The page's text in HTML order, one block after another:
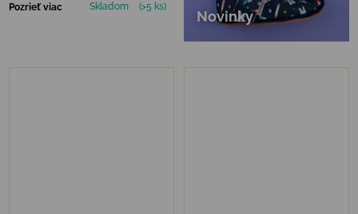
Pozrieť viac Skladom (>5 ks)
Novinky